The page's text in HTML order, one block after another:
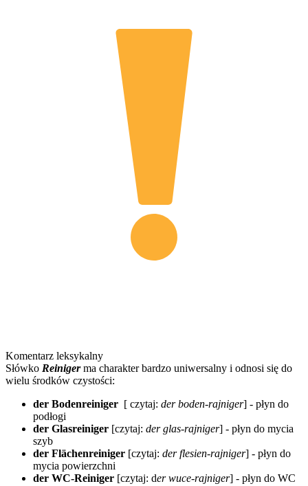
Komentarz leksykalny
Słówko Reinigerma charakter bardzo uniwersalny i odnosi się do
wielu środków czystości:
der Bodenreiniger [ czytaj: der boden-rajniger] - płyn do
podłogi
der Glasreiniger [czytaj: der glas-rajniger] - płyn do mycia
szyb
der Flächenreiniger [czytaj: der flesien-rajniger] - płyn do
mycia powierzchni
der WC-Reiniger [czytaj: der wuce-rajniger] - płyn do WC